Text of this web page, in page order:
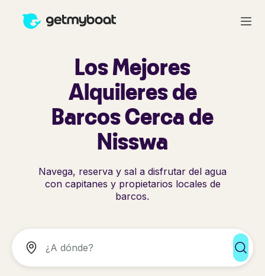
Los Mejores
Alquileres de
Barcos Cerca de
Nisswa
Navega, reserva y sal a disfrutar del agua
con capitanes y propietarios locales de
barcos.